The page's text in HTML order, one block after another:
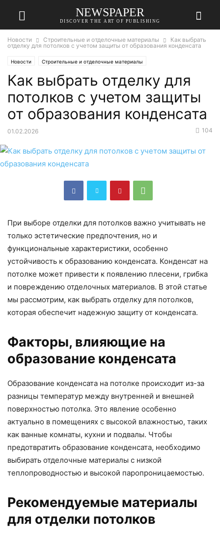
NEWSPAPER
DISCOVER THE ART OF PUBLISHING
Новости Строительные и отделочные материалы
Как выбрать
отделку для потолков с учетом защиты от образования конденсата
Новости Строительные и отделочные материалы
Как выбрать отделку для
потолков с учетом защиты
от образования конденсата
01.02.2026 104
При выборе отделки для потолков важно учитывать не
только эстетические предпочтения, но и
функциональные характеристики, особенно
устойчивость к образованию конденсата. Конденсат на
потолке может привести к появлению плесени, грибка
и повреждению отделочных материалов. В этой статье
мы рассмотрим, как выбрать отделку для потолков,
которая обеспечит надежную защиту от конденсата.
Факторы, влияющие на
образование конденсата
Образование конденсата на потолке происходит из-за
разницы температур между внутренней и внешней
поверхностью потолка. Это явление особенно
актуально в помещениях с высокой влажностью, таких
как ванные комнаты, кухни и подвалы. Чтобы
предотвратить образование конденсата, необходимо
выбирать отделочные материалы с низкой
теплопроводностью и высокой паропроницаемостью.
Рекомендуемые материалы
для отделки потолков